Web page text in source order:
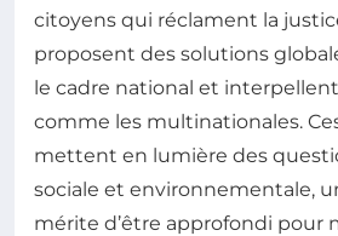
citoyens qui réclament la
proposent des solutions
le cadre national et
comme les multinationales.
mettent en lumière des
sociale et environnementale,
mérite d’être approfondi pour